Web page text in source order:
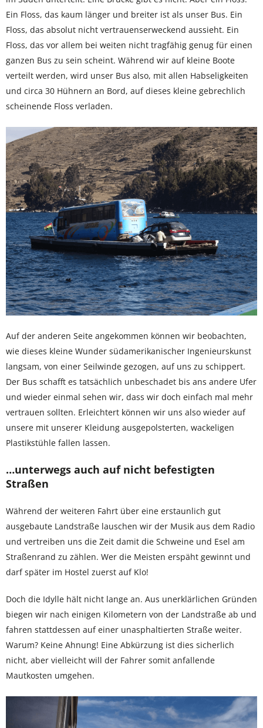
Ein Floss, das kaum länger und breiter ist als unser Bus. Ein
Floss, das absolut nicht vertrauenserweckend aussieht. Ein
Floss, das vor allem bei weiten nicht tragfähig genug für einen
ganzen Bus zu sein scheint. Während wir auf kleine Boote
verteilt werden, wird unser Bus also, mit allen Habseligkeiten
und circa 30 Hühnern an Bord, auf dieses kleine gebrechlich
scheinende Floss verladen.
Auf der anderen Seite angekommen können wir beobachten,
wie dieses kleine Wunder südamerikanischer Ingenieurskunst
langsam, von einer Seilwinde gezogen, auf uns zu schippert.
Der Bus schafft es tatsächlich unbeschadet bis ans andere Ufer
und wieder einmal sehen wir, dass wir doch einfach mal mehr
vertrauen sollten. Erleichtert können wir uns also wieder auf
unsere mit unserer Kleidung ausgepolsterten, wackeligen
Plastikstühle fallen lassen.
…unterwegs auch auf nicht befestigten
Straßen
Während der weiteren Fahrt über eine erstaunlich gut
ausgebaute Landstraße lauschen wir der Musik aus dem Radio
und vertreiben uns die Zeit damit die Schweine und Esel am
Straßenrand zu zählen. Wer die Meisten erspäht gewinnt und
darf später im Hostel zuerst auf Klo!
Doch die Idylle hält nicht lange an. Aus unerklärlichen Gründen
biegen wir nach einigen Kilometern von der Landstraße ab und
fahren stattdessen auf einer unasphaltierten Straße weiter.
Warum? Keine Ahnung! Eine Abkürzung ist dies sicherlich
nicht, aber vielleicht will der Fahrer somit anfallende
Mautkosten umgehen.